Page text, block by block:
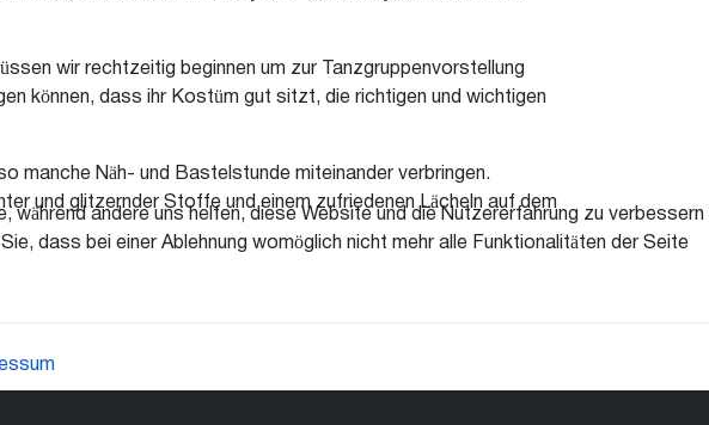
wir rechtzeitig beginnen um zur Tanzgruppenvorstellung
können, dass ihr Kostüm gut sitzt, die richtigen und wichtigen
manche Näh- und Bastelstunde miteinander verbringen.
und glitzernder Stoffe und einem zufriedenen Lächeln auf dem
andere uns helfen, diese Website und die Nutzererfahrung zu verbessern
dass bei einer Ablehnung womöglich nicht mehr alle Funktionalitäten der Seite